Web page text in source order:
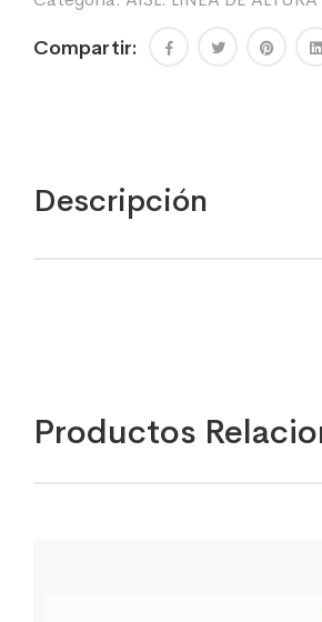
Compartir:
Descripción
Productos